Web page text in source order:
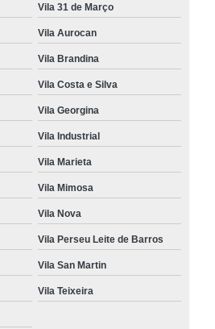
Vila 31 de Março
Vila Aurocan
Vila Brandina
Vila Costa e Silva
Vila Georgina
Vila Industrial
Vila Marieta
Vila Mimosa
Vila Nova
Vila Perseu Leite de Barros
Vila San Martin
Vila Teixeira